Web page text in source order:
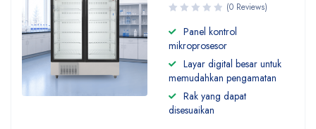
(0 Reviews)
Panel kontrol
mikroprosesor
Layar digital besar untuk
memudahkan pengamatan
Rak yang dapat
disesuaikan